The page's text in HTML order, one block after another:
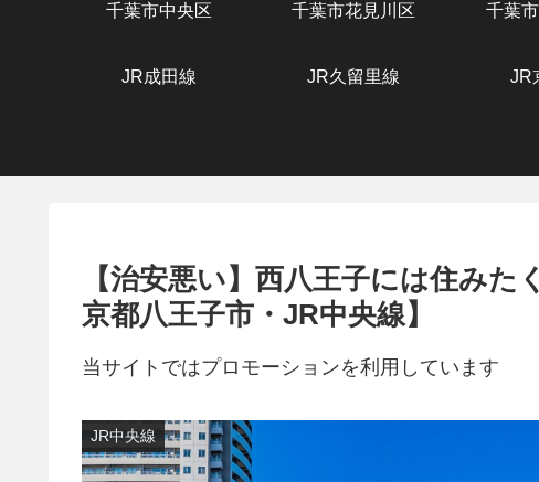
千葉市中央区 千葉市花見川区 千葉
JR成田線 JR久留里線 JR
【治安悪い】西八王子には住み
京都八王子市・JR中央線】
当サイトではプロモーションを利用しています
JR中央線